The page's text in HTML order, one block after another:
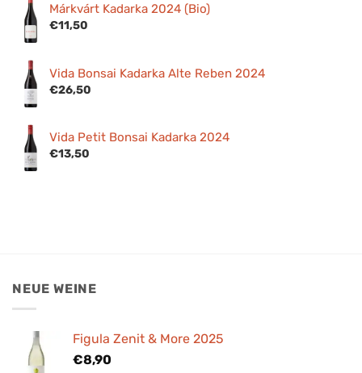
Márkvárt Kadarka 2024 (Bio)
€11,50
Vida Bonsai Kadarka Alte Reben 2024
€26,50
Vida Petit Bonsai Kadarka 2024
€13,50
NEUE WEINE
Figula Zenit & More 2025
€8,90